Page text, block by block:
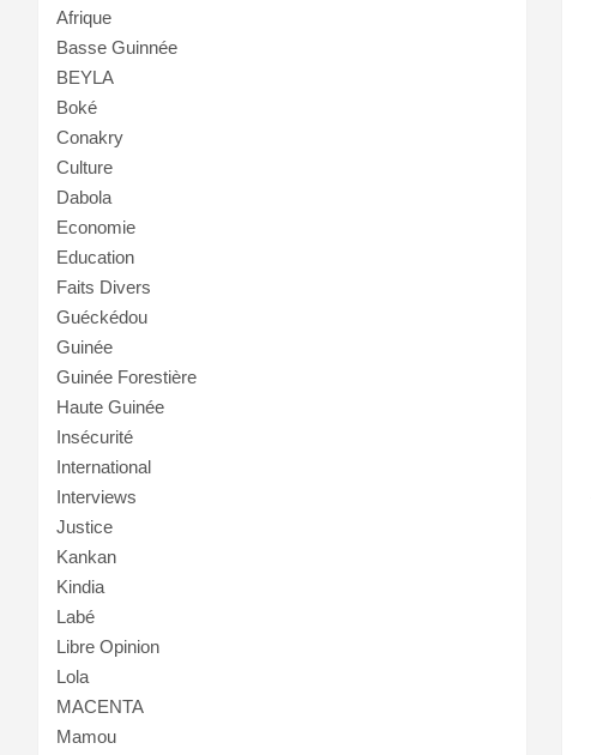
Afrique
Basse Guinnée
BEYLA
Boké
Conakry
Culture
Dabola
Economie
Education
Faits Divers
Guéckédou
Guinée
Guinée Forestière
Haute Guinée
Insécurité
International
Interviews
Justice
Kankan
Kindia
Labé
Libre Opinion
Lola
MACENTA
Mamou